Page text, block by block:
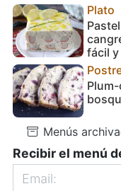
Plato
fácil
Menús
Recibir el menú